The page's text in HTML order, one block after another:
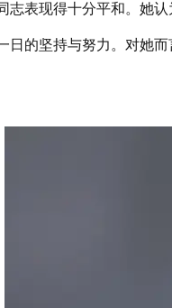
志表现得十分平和。她
日的坚持与努力 。对她